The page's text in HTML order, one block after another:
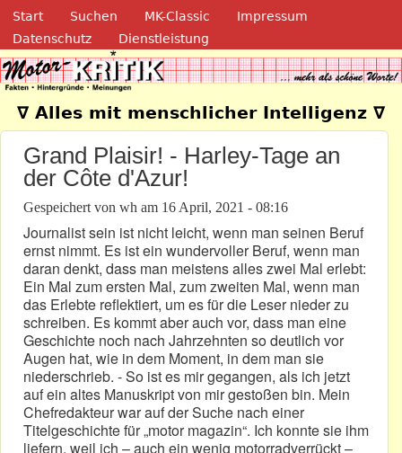
Direkt zum Inhalt
Navigation
Start Suchen MK-Classic
Impressum
Datenschutz
Dienstleistung
Motor-Kritik.de
∇ Alles mit menschlicher Intelligenz ∇
Grand Plaisir! - Harley-Tage an
der Côte d'Azur!
Gespeichert von wh am 16 April, 2021 - 08:16
Journalist sein ist nicht leicht, wenn man seinen Beruf
ernst nimmt. Es ist ein wundervoller Beruf, wenn man
daran denkt, dass man meistens alles zwei Mal erlebt:
Ein Mal zum ersten Mal, zum zweiten Mal, wenn man
das Erlebte reflektiert, um es für die Leser nieder zu
schreiben. Es kommt aber auch vor, dass man eine
Geschichte noch nach Jahrzehnten so deutlich vor
Augen hat, wie in dem Moment, in dem man sie
niederschrieb. - So ist es mir gegangen, als ich jetzt
auf ein altes Manuskript von mir gestoßen bin. Mein
Chefredakteur war auf der Suche nach einer
Titelgeschichte für „motor magazin“. Ich konnte sie ihm
liefern, weil ich – auch ein wenig motorradverrückt –